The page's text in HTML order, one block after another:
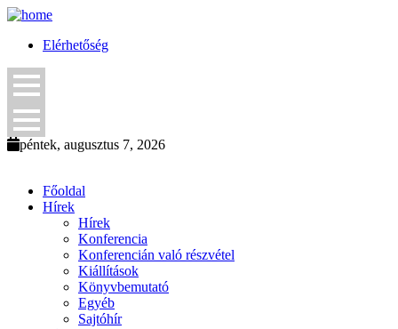
Elérhetőség
péntek, augusztus 7, 2026
Főoldal
Hírek
Hírek
Konferencia
Konferencián való részvétel
Kiállítások
Könyvbemutató
Egyéb
Sajtóhír